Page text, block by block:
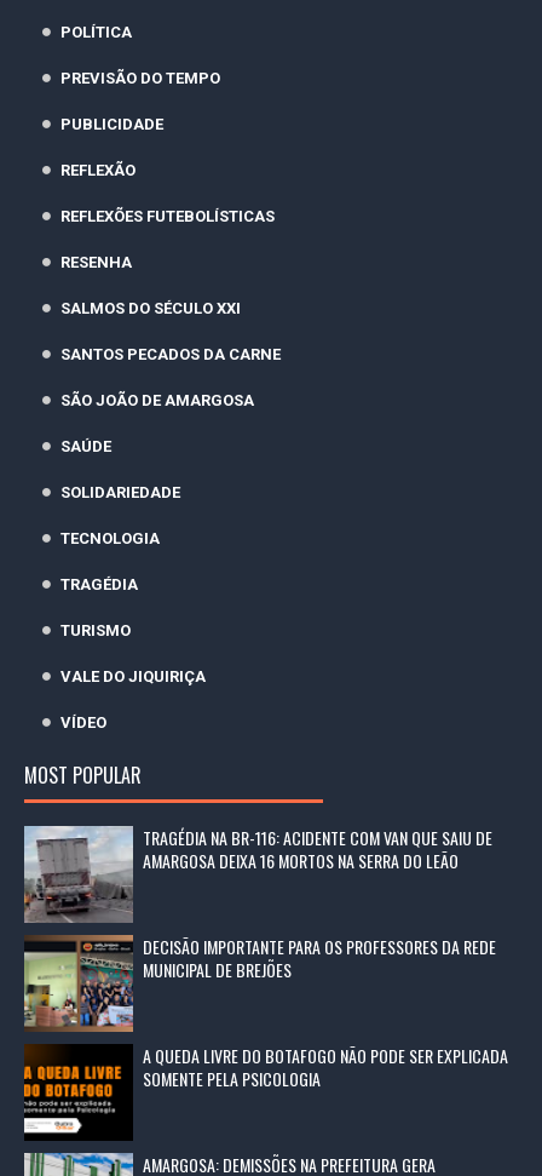
POLÍTICA
PREVISÃO DO TEMPO
PUBLICIDADE
REFLEXÃO
REFLEXÕES FUTEBOLÍSTICAS
RESENHA
SALMOS DO SÉCULO XXI
SANTOS PECADOS DA CARNE
SÃO JOÃO DE AMARGOSA
SAÚDE
SOLIDARIEDADE
TECNOLOGIA
TRAGÉDIA
TURISMO
VALE DO JIQUIRIÇA
VÍDEO
MOST POPULAR
TRAGÉDIA NA BR-116: ACIDENTE COM VAN QUE SAIU DE
AMARGOSA DEIXA 16 MORTOS NA SERRA DO LEÃO
DECISÃO IMPORTANTE PARA OS PROFESSORES DA REDE
MUNICIPAL DE BREJÕES
A QUEDA LIVRE DO BOTAFOGO NÃO PODE SER EXPLICADA
SOMENTE PELA PSICOLOGIA
AMARGOSA: DEMISSÕES NA PREFEITURA GERA